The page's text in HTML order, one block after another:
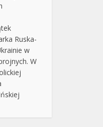
Ruska-
w
W